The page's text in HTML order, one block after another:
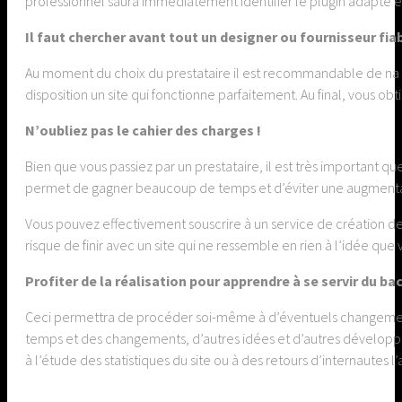
Il faut chercher avant tout un designer ou fournisseur
Au moment du choix du prestataire il est recommandable de
disposition un site qui fonctionne parfaitement. Au final, vous
N’oubliez pas le cahier des charges !
Bien que vous passiez par un prestataire, il est très important
permet de gagner beaucoup de temps et d’éviter une
Vous pouvez effectivement souscrire à un service de création
risque de finir avec un site qui ne ressemble en rien à l’idée que
Profiter de la réalisation pour apprendre à se servir du
Ceci permettra de procéder soi-même à d’éventuels
temps et des changements, d’autres idées et d’autres
à l’étude des statistiques du site ou à des retours d’internautes